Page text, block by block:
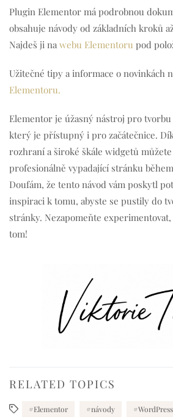
Plugin Elementor má podrobnou
obsahuje návody od základních kroků
Najdeš ji na webu Elementoru pod
Užitečné tipy a informace o novinkách
Elementoru.
Elementor je úžasný nástroj pro
který je přístupný i pro začátečnice.
rozhraní a široké škále widgetů
profesionálně vypadající stránku
Doufám, že tento návod vám poskytl
inspiraci k tomu, abyste se pustily do
stránky. Nezapomeňte
tom!
RELATED TOPICS
Elementor návody WordPress